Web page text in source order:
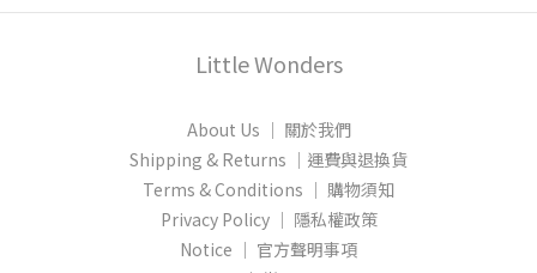
Little Wonders
About Us │ 關於我們
Shipping & Returns │運費與退換貨
Terms & Conditions │ 購物須知
Privacy Policy │ 隱私權政策
Notice │ 官方聲明事項